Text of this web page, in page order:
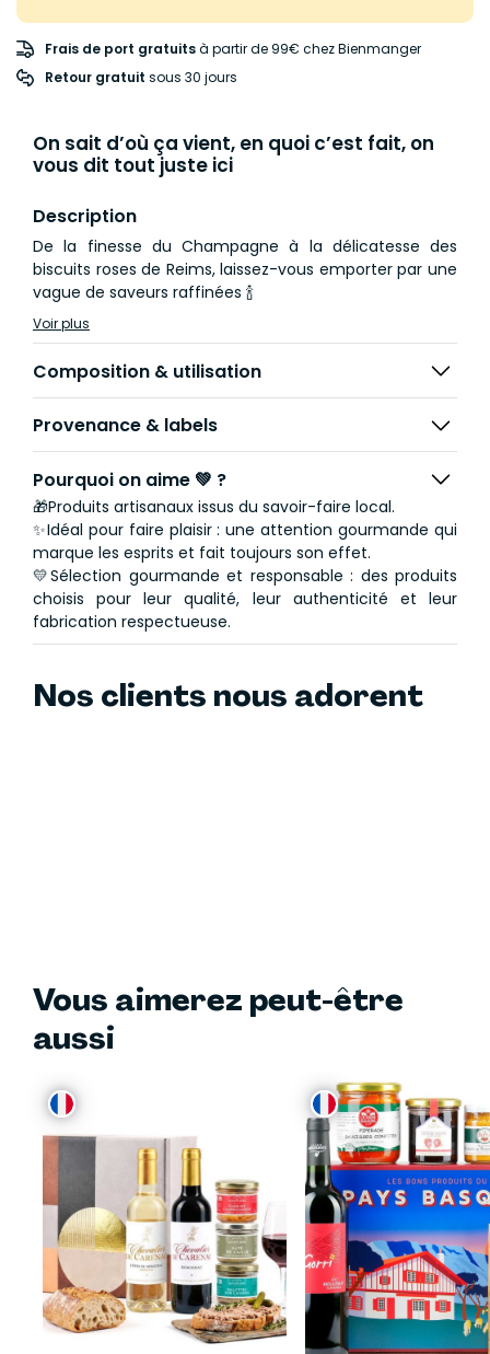
Frais de port gratuitsà partir de 99€ chez Bienmanger
Retour gratuit sous 30 jours
On sait d’où ça vient, en quoi c’est fait, on
vous dit tout juste ici
Description
De la finesse du Champagne à la délicatesse des
biscuits roses de Reims, laissez-vous emporter par une
vague de saveurs raffinées 🍾
Voir plus
Composition & utilisation
Provenance & labels
Pourquoi on aime 💚 ?
🎁Produits artisanaux issus du savoir-faire local.
✨Idéal pour faire plaisir : une attention gourmande qui
marque les esprits et fait toujours son effet.
💛Sélection gourmande et responsable : des produits
choisis pour leur qualité, leur authenticité et leur
fabrication respectueuse.
Nos clients nous adorent
Vous aimerez peut-être
aussi